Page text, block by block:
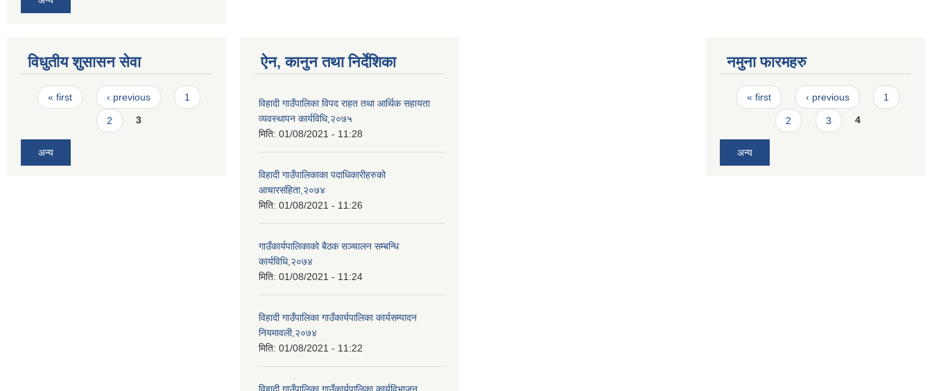
विधुतीय शुसासन सेवा
Pages
« first ‹ previous 1
2 3
अन्य
ऐन, कानुन तथा निर्देशिका
विहादी गाउँपालिका विपद राहत तथा आर्थिक सहायता
व्यवस्थापन कार्यविधि,२०७५
मिति: 01/08/2021 - 11:28
विहादी गाउँपालिकाका पदाधिकारीहरुको
आचारसंहिता,२०७४
मिति: 01/08/2021 - 11:26
गाउँकार्यपालिकाको बैठक सञ्चालन सम्बन्धि
कार्यविधि,२०७४
मिति: 01/08/2021 - 11:24
विहादी गाउँपालिका गाउँकार्यपालिका कार्यसम्पादन
नियमावली,२०७४
मिति: 01/08/2021 - 11:22
विहादी गाउँपालिका गाउँकार्यपालिका कार्यविभाजन
नमुना फारमहरु
Pages
« first ‹ previous 1
2 3 4
अन्य